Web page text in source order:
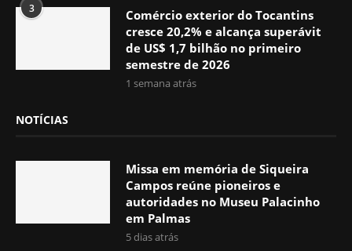
3
Comércio exterior do Tocantins
cresce 20,2% e alcança superávit
de US$ 1,7 bilhão no primeiro
semestre de 2026
1 semana atrás
NOTÍCIAS
Missa em memória de Siqueira
Campos reúne pioneiros e
autoridades no Museu Palacinho
em Palmas
5 dias atrás